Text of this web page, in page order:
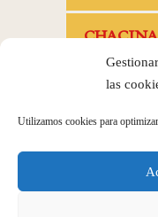
las
Utilizamos cookies para
CAMBIO
COCINA